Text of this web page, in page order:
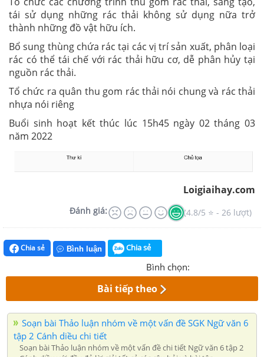
tái sử dụng những rác thải không sử dụng nữa trở
thành những đồ vật hữu ích.
Bổ sung thùng chứa rác tại các vị trí sản xuất, phân loại
rác có thể tái chế với rác thải hữu cơ, dễ phân hủy tại
nguồn rác thải.
Tổ chức ra quân thu gom rác thải nói chung và rác thải
nhựa nói riêng
Buổi sinh hoạt kết thúc lúc 15h45 ngày 02 tháng 03
năm 2022
Loigiaihay.com
Đánh giá: (4.8/5 ⭐ - 26 lượt)
Chia sẻ Bình luận Chia sẻ
Bình chọn:
Bài tiếp theo
Soạn bài Thảo luận nhóm về một vấn đề SGK Ngữ văn 6
tập 2 Cánh diều chi tiết
Soạn bài Thảo luận nhóm về một vấn đề chi tiết Ngữ văn 6 tập 2